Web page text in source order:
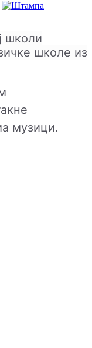
|
школи
школе из
музици.